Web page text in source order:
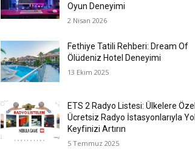
Oyun Deneyimi
2 Nisan 2026
Fethiye Tatili Rehberi: Dream Of
Ölüdeniz Hotel Deneyimi
13 Ekim 2025
ETS 2 Radyo Listesi: Ülkelere Özel
Ücretsiz Radyo İstasyonlarıyla Yol
Keyfinizi Artırın
5 Temmuz 2025